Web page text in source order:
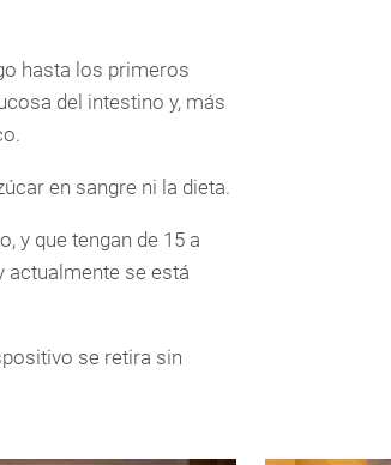
hasta los primeros
del intestino y, más
en sangre ni la dieta.
y que tengan de 15 a
actualmente se está
se retira sin